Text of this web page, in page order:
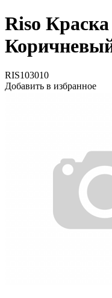
Riso
RIS103010
Добавить в избранное